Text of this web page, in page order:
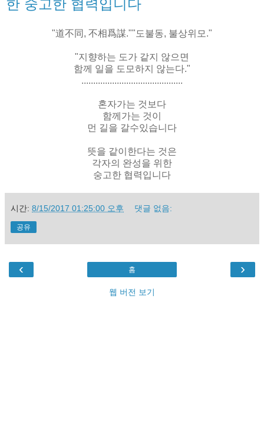
한 숭고한 협력입니다
"道不同, 不相爲謀.""도불동, 불상위모."
"지향하는 도가 같지 않으면
함께 일을 도모하지 않는다."
...........................................
혼자가는 것보다
함께가는 것이
먼 길을 갈수있습니다
뜻을 같이한다는 것은
각자의 완성을 위한
숭고한 협력입니다
시간: 8/15/2017 01:25:00 오후 댓글 없음:
공유
‹ ›
홈
웹 버전 보기